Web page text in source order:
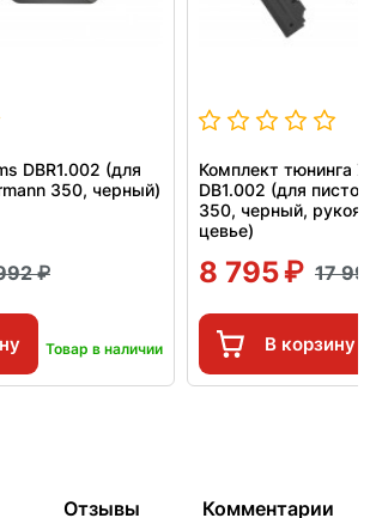
DBR1.002 (для
350, черный)
Товар в наличии
Комплект тюнинга
DB1.002 (для
350, черный,
цевье)
8 795 17
В корзину
Отзывы Комментарии